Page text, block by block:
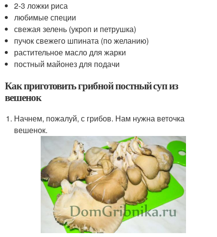
2-3 ложки риса
любимые специи
свежая зелень (укроп и петрушка)
пучок свежего шпината (по желанию)
растительное масло для жарки
постный майонез для подачи
Как приготовить грибной постный суп из
вешенок
Начнем, пожалуй, с грибов. Нам нужна веточка
вешенок.